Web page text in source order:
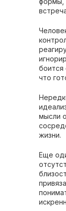
боится
что
мысли
жизни.
Еще